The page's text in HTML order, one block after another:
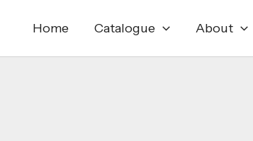
Home Catalogue About